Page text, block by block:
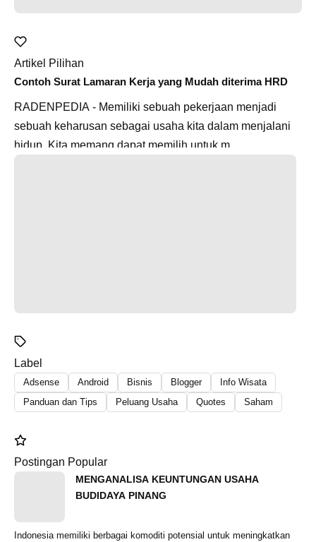
Artikel Pilihan
Contoh Surat Lamaran Kerja yang Mudah diterima HRD
RADENPEDIA - Memiliki sebuah pekerjaan menjadi
sebuah keharusan sebagai usaha kita dalam menjalani
hidup. Kita memang dapat memilih untuk m...
Label
Adsense Android Bisnis Blogger
Info Wisata
Panduan dan Tips
Peluang Usaha Quotes Saham
Postingan Popular
MENGANALISA KEUNTUNGAN USAHA
BUDIDAYA PINANG
Indonesia memiliki berbagai komoditi potensial untuk meningkatkan